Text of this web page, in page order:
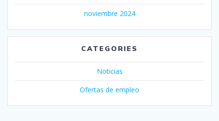
noviembre 2024
CATEGORIES
Noticias
Ofertas de empleo